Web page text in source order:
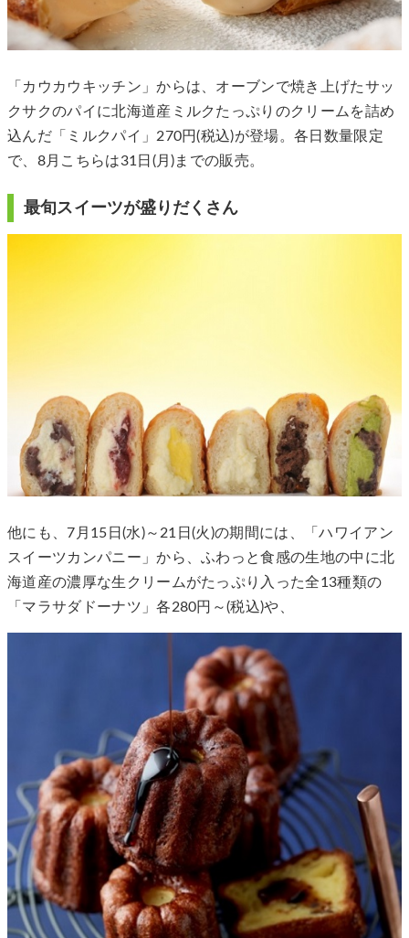
「カウカウキッチン」からは、オーブンで焼き上げたサッ
クサクのパイに北海道産ミルクたっぷりのクリームを詰め
込んだ「ミルクパイ」270円(税込)が登場。各日数量限定
で、8月こちらは31日(月)までの販売。
最旬スイーツが盛りだくさん
他にも、7月15日(水)～21日(火)の期間には、「ハワイアン
スイーツカンパニー」から、ふわっと食感の生地の中に北
海道産の濃厚な生クリームがたっぷり入った全13種類の
「マラサダドーナツ」各280円～(税込)や、